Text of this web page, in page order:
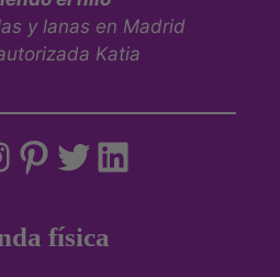
y lanas en Madrid
Katia
física